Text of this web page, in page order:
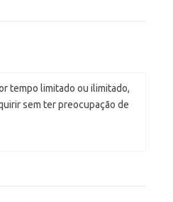
tempo limitado ou ilimitado,
sem ter preocupação de